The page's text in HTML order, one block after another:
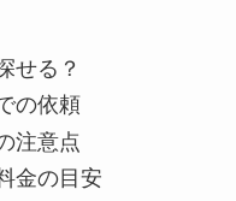
せる？
の依頼
注意点
金の目安